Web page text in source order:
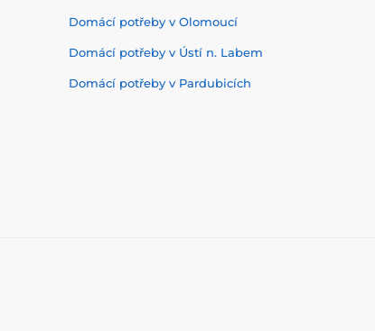
Domácí potřeby v Olomoucí
Domácí potřeby v Ústí n. Labem
Domácí potřeby v Pardubicích